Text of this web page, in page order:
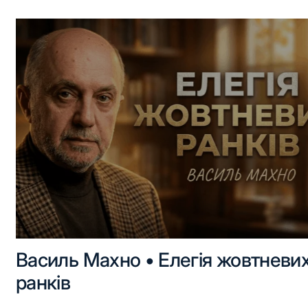
Василь Махно • Елегія
ранків